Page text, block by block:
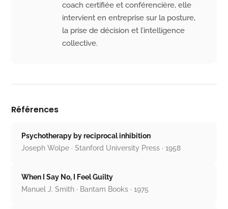
coach certifiée et conférencière, elle
intervient en entreprise sur la posture,
la prise de décision et l’intelligence
collective.
Références
Psychotherapy by reciprocal inhibition
Joseph Wolpe · Stanford University Press · 1958
When I Say No, I Feel Guilty
Manuel J. Smith · Bantam Books · 1975